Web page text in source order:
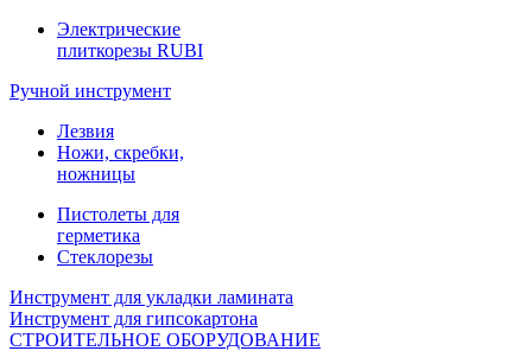
Электрические
плиткорезы RUBI
Ручной инструмент
Лезвия
Ножи, скребки,
ножницы
Пистолеты для
герметика
Стеклорезы
Инструмент для укладки ламината
Инструмент для гипсокартона
СТРОИТЕЛЬНОЕ ОБОРУДОВАНИЕ